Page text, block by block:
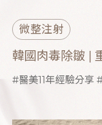
微整注射
韓國肉毒除皺 |
#醫美11年經驗分享